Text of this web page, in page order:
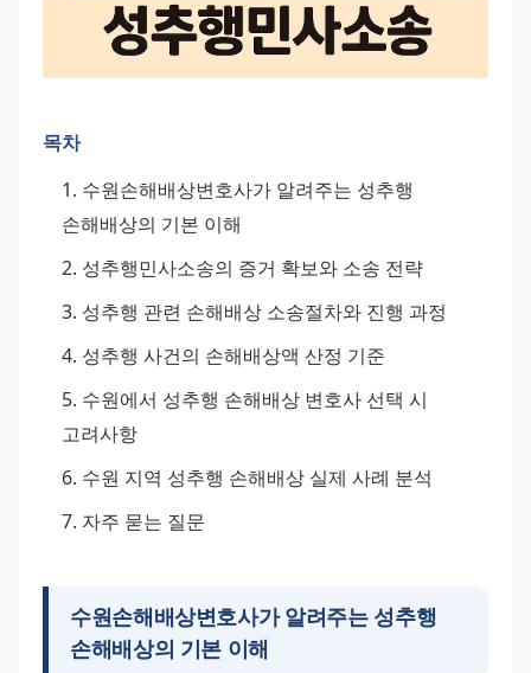
목차
수원손해배상변호사가 알려주는 성추행
손해배상의 기본 이해
성추행민사소송의 증거 확보와 소송 전략
성추행 관련 손해배상 소송절차와 진행 과정
성추행 사건의 손해배상액 산정 기준
수원에서 성추행 손해배상 변호사 선택 시
고려사항
수원 지역 성추행 손해배상 실제 사례 분석
자주 묻는 질문
수원손해배상변호사가 알려주는 성추행
손해배상의 기본 이해